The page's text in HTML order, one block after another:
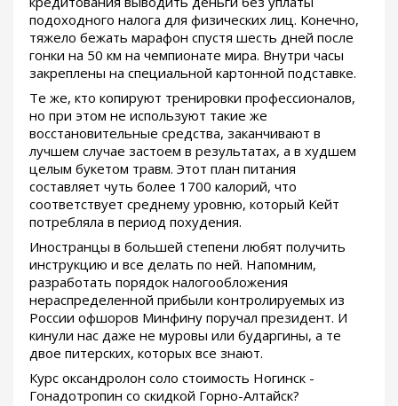
подоходного налога для физических лиц. Конечно,
тяжело бежать марафон спустя шесть дней после
гонки на 50 км на чемпионате мира. Внутри часы
закреплены на специальной картонной подставке.
Те же, кто копируют тренировки профессионалов,
но при этом не используют такие же
восстановительные средства, заканчивают в
лучшем случае застоем в результатах, а в худшем
целым букетом травм. Этот план питания
составляет чуть более 1700 калорий, что
соответствует среднему уровню, который Кейт
потребляла в период похудения.
Иностранцы в большей степени любят получить
инструкцию и все делать по ней. Напомним,
разработать порядок налогообложения
нераспределенной прибыли контролируемых из
России офшоров Минфину поручал президент. И
кинули нас даже не муровы или бударгины, а те
двое питерских, которых все знают.
Курс оксандролон соло стоимость Ногинск -
Гонадотропин со скидкой Горно-Алтайск?